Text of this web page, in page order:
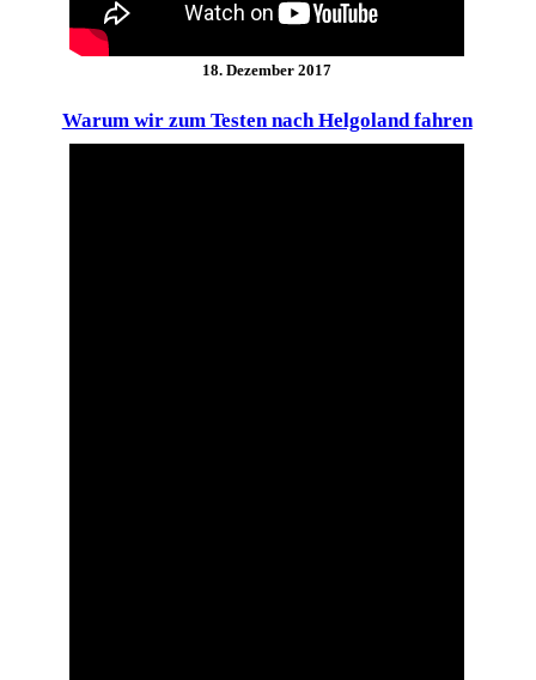
18. Dezember 2017
Warum wir zum Testen nach Helgoland fahren